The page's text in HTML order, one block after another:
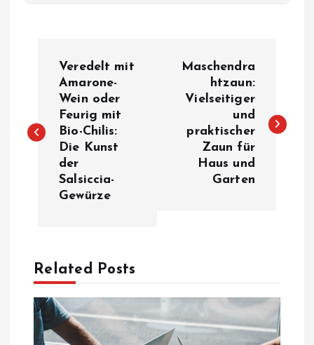
s
v
g
Veredelt mit
Amarone-
Wein oder
Feurig mit
Bio-Chilis:
Die Kunst
der
Salsiccia-
Gewürze
Maschendra
htzaun:
Vielseitiger
und
praktischer
Zaun für
Haus und
Garten
Related Posts